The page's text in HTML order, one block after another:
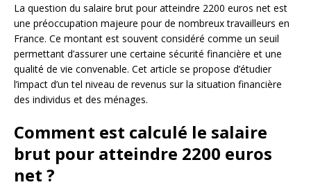
La question du salaire brut pour atteindre 2200 euros net est
une préoccupation majeure pour de nombreux travailleurs en
France. Ce montant est souvent considéré comme un seuil
permettant d’assurer une certaine sécurité financière et une
qualité de vie convenable. Cet article se propose d’étudier
l’impact d’un tel niveau de revenus sur la situation financière
des individus et des ménages.
Comment est calculé le salaire
brut pour atteindre 2200 euros
net ?